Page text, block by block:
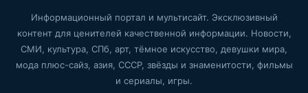
Информационный портал и мультисайт. Эксклюзивный
контент для ценителей качественной информации. Новости,
СМИ, культура, СПб, арт, тёмное искусство, девушки мира,
мода плюс-сайз, азия, СССР, звёзды и знаменитости, фильмы
и сериалы, игры.